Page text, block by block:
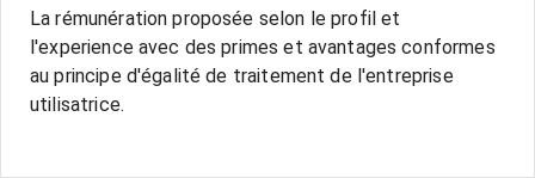
La rémunération proposée selon le profil et
l'experience avec des primes et avantages conformes
au principe d'égalité de traitement de l'entreprise
utilisatrice.